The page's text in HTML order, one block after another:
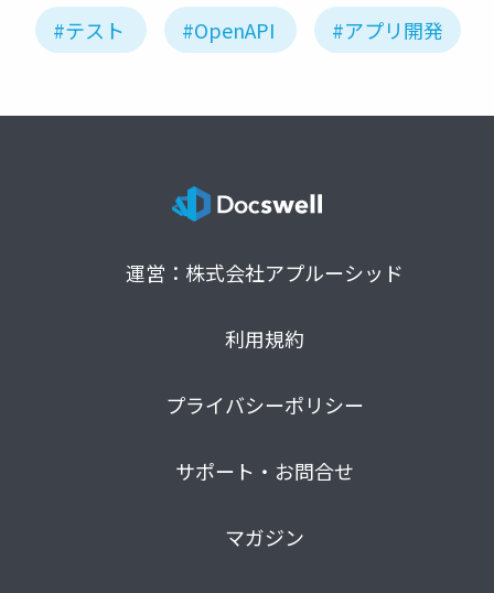
#テスト #OpenAPI #アプリ開発
運営：株式会社アプルーシッド
利用規約
プライバシーポリシー
サポート・お問合せ
マガジン